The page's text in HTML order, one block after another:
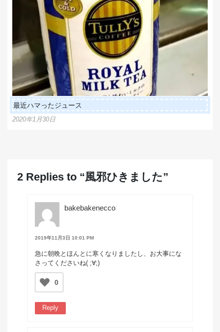
最近ハマったジュース
2020年1月30日
2 Replies to “風邪ひきました”
bakebakenecco
2019年11月3日 10:01 PM
急に朝晩とほんとに寒くなりましたし、お大事にな
さってくださいね( ;∀;)
0
Reply